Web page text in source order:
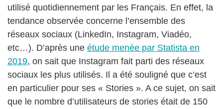
utilisé quotidiennement par les Français. En effet, la
tendance observée concerne l’ensemble des
réseaux sociaux (LinkedIn, Instagram, Viadéo,
etc…). D’après une étude menée par Statista en
2019, on sait que Instagram fait parti des réseaux
sociaux les plus utilisés. Il a été souligné que c’est
en particulier pour ses « Stories ». A ce sujet, on sait
que le nombre d’utilisateurs de stories était de 150